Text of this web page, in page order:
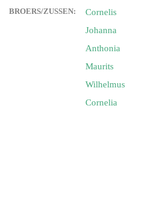
BROERS/ZUSSEN:
Cornelis
Johanna
Anthonia
Maurits
Wilhelmus
Cornelia